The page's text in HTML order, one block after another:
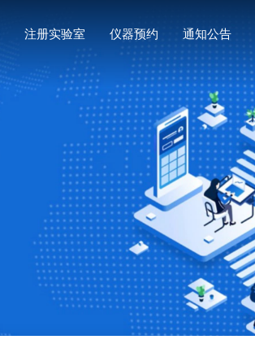
注册实验室 仪器预约 通知公告